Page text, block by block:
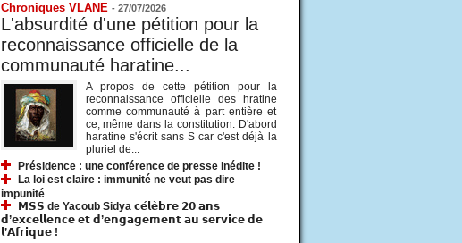
Chroniques VLANE - 27/07/2026
L'absurdité d'une pétition pour la
reconnaissance officielle de la
communauté haratine...
A propos de cette pétition pour la
reconnaissance officielle des hratine
comme communauté à part entière et
ce, même dans la constitution. D'abord
haratine s'écrit sans S car c'est déjà la
pluriel de...
Présidence : une conférence de presse inédite !
La loi est claire : immunité ne veut pas dire
impunité
𝗠𝗦𝗦 de Yacoub Sidya 𝗰𝗲́𝗹𝗲̀𝗯𝗿𝗲 𝟮𝟬 𝗮𝗻𝘀
𝗱’𝗲𝘅𝗰𝗲𝗹𝗹𝗲𝗻𝗰𝗲 𝗲𝘁 𝗱’𝗲𝗻𝗴𝗮𝗴𝗲𝗺𝗲𝗻𝘁 𝗮𝘂 𝘀𝗲𝗿𝘃𝗶𝗰𝗲 𝗱𝗲
𝗹’𝗔𝗳𝗿𝗶𝗾𝘂𝗲 !